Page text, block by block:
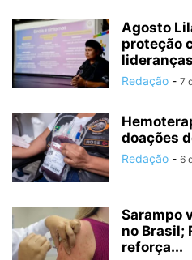
Agosto
proteção
Redação - 7
doações
Redação - 6
Sarampo
no Brasil;
reforça...